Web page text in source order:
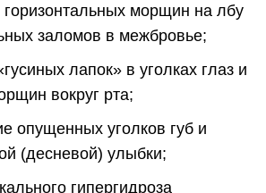
горизонтальных морщин на лбу
заломов в межбровье;
лапок» в уголках глаз и
вокруг рта;
опущенных уголков губ и
(десневой) улыбки;
гипергидроза